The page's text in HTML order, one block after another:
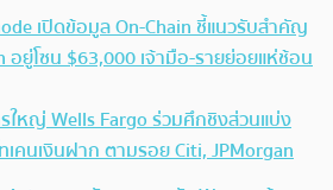
เปิดข้อมูล On-Chain ชี้แนวรับสำคัญ
อยู่โซน $63,000 เจ้ามือ-รายย่อยแห่ช้อน
ใหญ่ Wells Fargo ร่วมศึกชิงส่วนแบ่ง
เคนเงินฝาก ตามรอย Citi, JPMorgan